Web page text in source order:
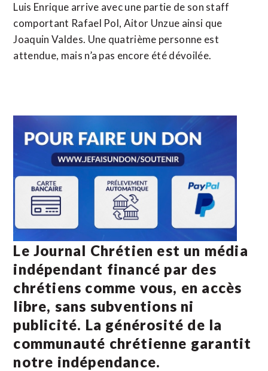
Luis Enrique arrive avec une partie de son staff
comportant Rafael Pol, Aitor Unzue ainsi que
Joaquin Valdes. Une quatrième personne est
attendue, mais n’a pas encore été dévoilée.
Le Journal Chrétien est un média
indépendant financé par des
chrétiens comme vous, en accès
libre, sans subventions ni
publicité. La générosité de la
communauté chrétienne garantit
notre indépendance.